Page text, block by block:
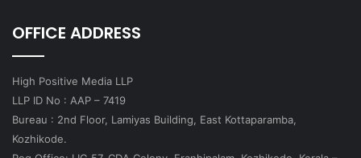
OFFICE ADDRESS
High Positive Media LLP
LLP ID No : AAP – 7419
Bureau : 2nd Floor, Lamiyas Building, East Kottaparamba,
Kozhikode.